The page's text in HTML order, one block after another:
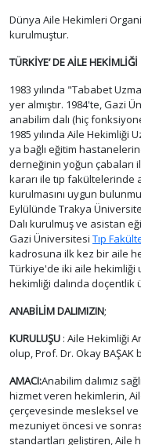
Dünya Aile Hekimleri
kurulmuştur.
TÜRKİYE’ DE AİLE HEKİMLİĞİ
1983 yılında "Tababet
yer almıştır. 1984'te, Gazi
anabilim dalı (hiç
1985 yılında Aile Hekimliği
ya bağlı eğitim
derneğinin yoğun çabaları
kararı ile tıp fakültelerinde
kurulmasını uygun
Eylülünde Trakya
Dalı kurulmuş ve asistan
Gazi Üniversitesi Tıp
kadrosuna ilk kez bir aile
Türkiye'de iki aile hekimliği
hekimliği dalında doçentlik
ANABİLİM DALIMIZIN;
KURULUŞU : Aile Hekimliği
olup, Prof. Dr. Okay BAŞAK
AMACI:Anabilim dalımız
hizmet veren hekimlerin,
çerçevesinde mesleksel
mezuniyet öncesi ve
standartları geliştiren, Aile